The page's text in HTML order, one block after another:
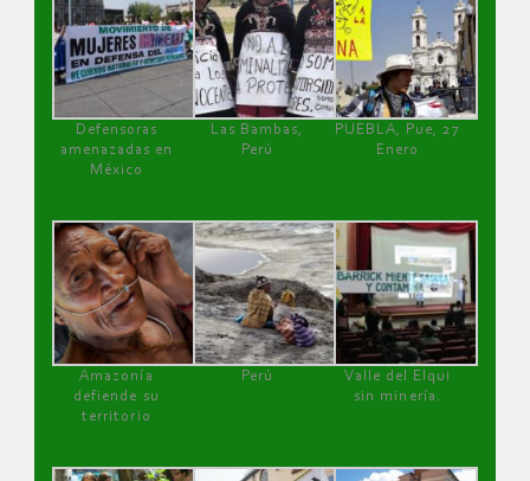
Defensoras
amenazadas en
México
Las Bambas,
Perú
PUEBLA, Pue, 27
Enero
Amazonía
defiende su
territorio
Perú
Valle del Elqui
sin minería.